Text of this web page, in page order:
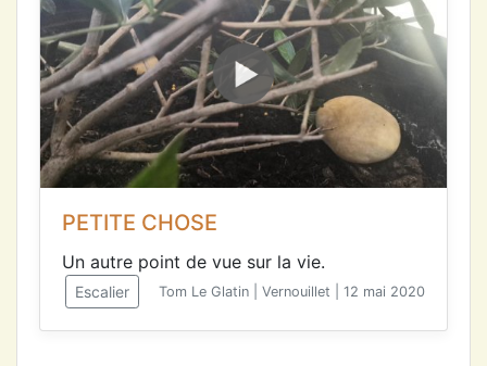
PETITE CHOSE
Un autre point de vue sur la vie.
Escalier Tom Le Glatin | Vernouillet | 12 mai 2020